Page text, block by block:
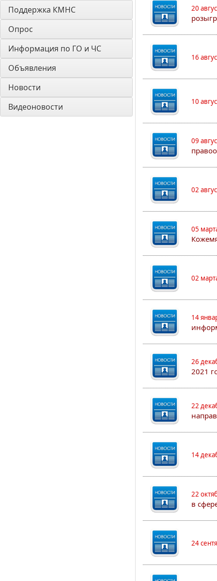
Поддержка КМНС
Опрос
Информация по ГО и ЧС
Объявления
Новости
Видеоновости
20
16
10
09
02
05
02
14
26
2021
22
14
22
в
24